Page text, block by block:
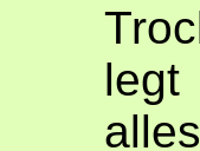
legt